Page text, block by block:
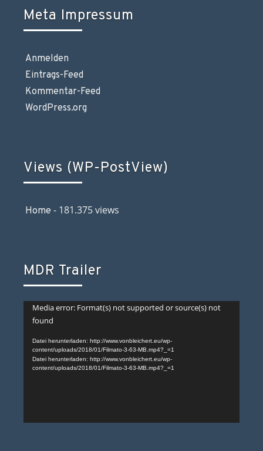
Meta Impressum
Anmelden
Eintrags-Feed
Kommentar-Feed
WordPress.org
Views (WP-PostView)
Home - 181.375 views
MDR Trailer
Video-
Player
Media error: Format(s) not supported or source(s) not
found
Datei herunterladen: http://www.vonbleichert.eu/wp-
content/uploads/2018/01/Filmato-3-63-MB.mp4?_=1
Datei herunterladen: http://www.vonbleichert.eu/wp-
content/uploads/2018/01/Filmato-3-63-MB.mp4?_=1